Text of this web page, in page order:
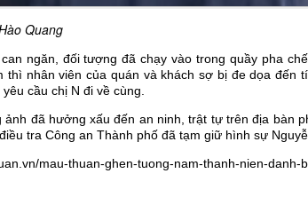
Quang
ngăn, đối tượng đã chạy vào trong quầy pha
thì nhân viên của quán và khách sợ bị đe dọa đến
cầu chị N đi về cùng.
ảnh đã hưởng xấu đến an ninh, trật tự trên địa bàn
tra Công an Thành phố đã tạm giữ hình sự
mau-thuan-ghen-tuong-nam-thanh-nien-